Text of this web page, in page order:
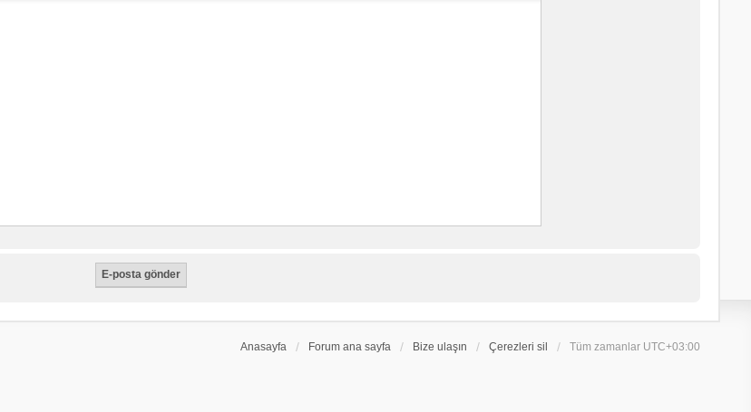
Anasayfa Forum ana sayfa Bize ulaşın Çerezleri sil Tüm zamanlar UTC+03:00